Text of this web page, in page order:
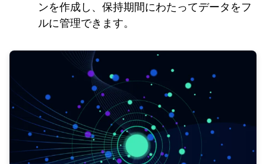
ンを作成し、保持期間にわたってデータをフ
ルに管理できます。